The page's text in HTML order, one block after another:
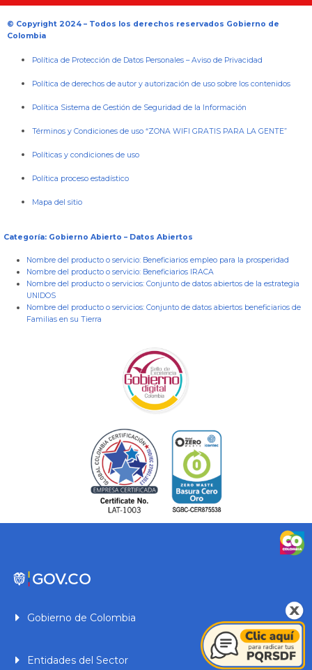
© Copyright 2024 – Todos los derechos reservados Gobierno de
Colombia
Política de Protección de Datos Personales –Aviso de Privacidad
Política de derechos de autor y autorización de uso sobre los contenidos
Política Sistema de Gestión de Seguridad de la Información
Términos y Condiciones de uso “ZONA WIFI GRATIS PARA LA GENTE”
Políticas y condiciones de uso
Política proceso estadístico
Mapa del sitio
Categoría: Gobierno Abierto – Datos Abiertos
Nombre del producto o servicio: Beneficiarios empleo para la prosperidad
Nombre del producto o servicio: Beneficiarios IRACA
Nombre del producto o servicios: Conjunto de datos abiertos de la estrategia
UNIDOS
Nombre del producto o servicios: Conjunto de datos abiertos beneficiarios de
Familias en su Tierra
Gobierno de Colombia
Entidades del Sector